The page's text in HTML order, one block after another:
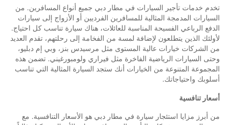
تخدم خدمات تأجير السيارات في مطار دبي جميع أنواع المسافرين. من
السيارات المدمجة المثالية للمسافرين الفرديين أو الأزواج إلى سيارات
الدفع الرباعي الفسيحة المناسبة للعائلات، هناك سيارة تناسب كل احتياج.
لأولئك الذين يتطلعون لإضافة لمسة من الفخامة إلى رحلتهم، تقدم العديد
من الشركات خيارات عالية المستوى مثل مرسيدس بنز، وبي إم دبليو،
وحتى السيارات الرياضية الفاخرة مثل فيراري ولومبورغيني. تضمن هذه
المجموعة المتنوعة من الخيارات أنك ستجد السيارة المثالية التي تناسب
أسلوبك واحتياجاتك.
أسعار تنافسية
من أبرز مزايا استئجار سيارة في مطار دبي هو الأسعار التنافسية. مع